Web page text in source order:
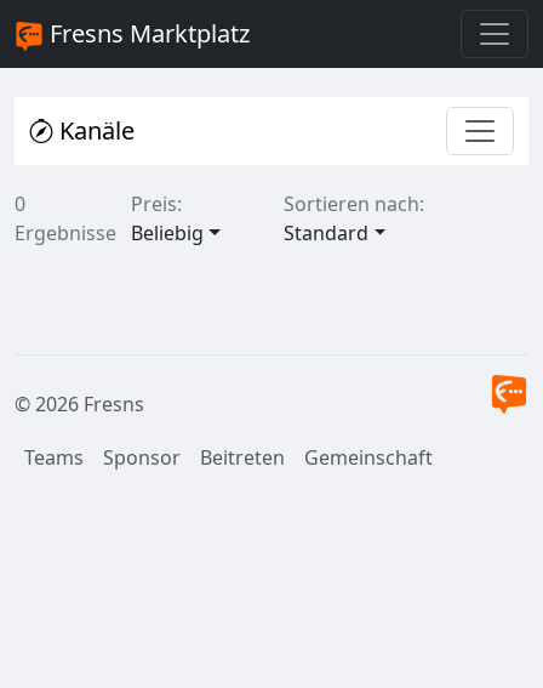
Fresns Marktplatz
Kanäle
0
Ergebnisse
Preis:
Beliebig
Sortieren nach:
Standard
© 2026 Fresns
Teams
Sponsor Beitreten Gemeinschaft